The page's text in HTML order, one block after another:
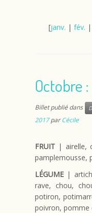
[janv. | fév. |
Octobre
Billet publié dans
2017 parCécile
FRUIT | airelle,
pamplemousse,
LÉGUME |
rave, chou,
potiron,
poivron, pomme